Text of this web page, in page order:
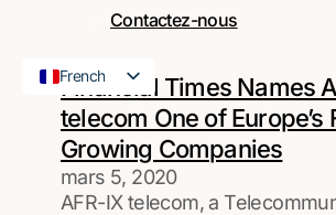
Contactez-nous
French
English
Financial Times Names
telecom One of Europe’s
Growing Companies
mars 5, 2020
AFR-IX telecom, a